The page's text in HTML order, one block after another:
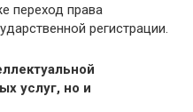
переход права
регистрации.
услуг, но и